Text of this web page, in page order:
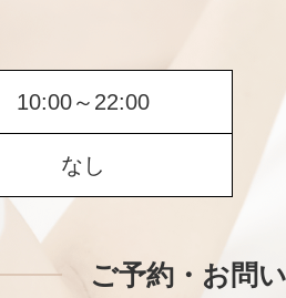
10:00～22:00
なし
ご予約・お問